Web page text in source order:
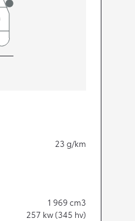
23 g/km
1 969 cm3
257 kw (345 hv)